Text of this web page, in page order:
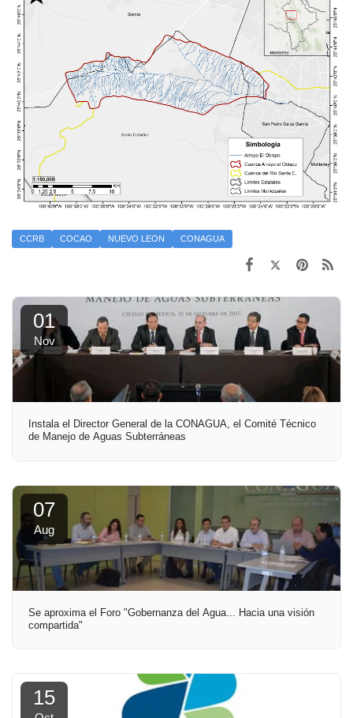
CCRB COCAO NUEVO LEON CONAGUA
01
Nov
Instala el Director General de la CONAGUA, el Comité Técnico
de Manejo de Aguas Subterráneas
07
Aug
Se aproxima el Foro "Gobernanza del Agua... Hacia una visión
compartida"
15